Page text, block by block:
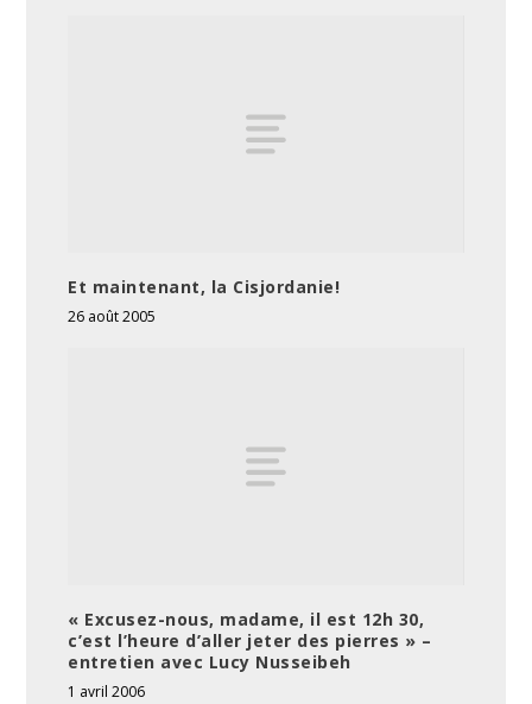
Et maintenant, la Cisjordanie!
26 août 2005
« Excusez-nous, madame, il est 12h 30,
c’est l’heure d’aller jeter des pierres » –
entretien avec Lucy Nusseibeh
1 avril 2006